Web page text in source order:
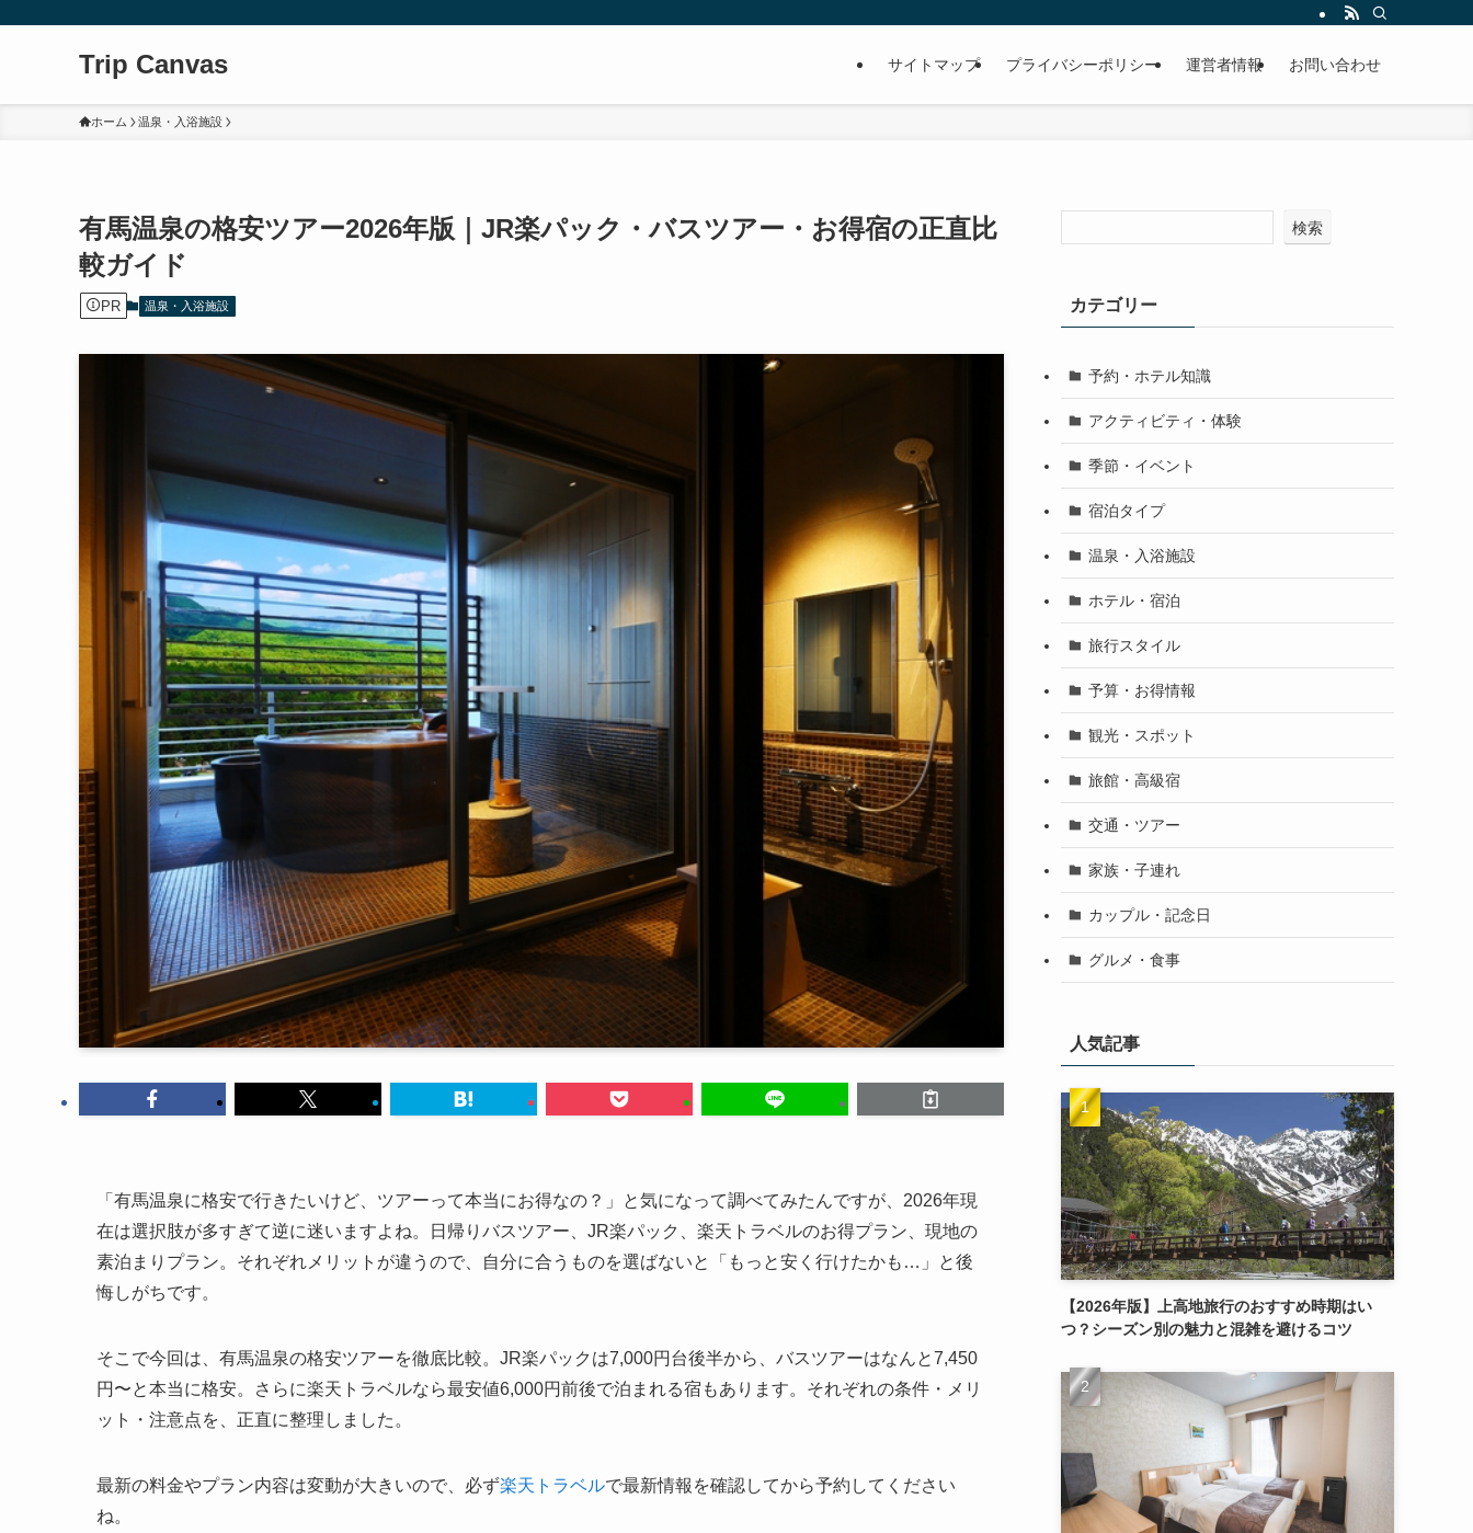
Trip Canvas サイトマップ プライバシーポリシー 運営者情報 お問い合わせ
ホーム 温泉・入浴施設
有馬温泉の格安ツアー2026年版｜JR楽パック・バスツアー・お得宿の正直比
較ガイド
PR 温泉・入浴施設
「有馬温泉に格安で行きたいけど、ツアーって本当にお得なの？」と気になって調べてみたんですが、2026年現
在は選択肢が多すぎて逆に迷いますよね。日帰りバスツアー、JR楽パック、楽天トラベルのお得プラン、現地の
素泊まりプラン。それぞれメリットが違うので、自分に合うものを選ばないと「もっと安く行けたかも…」と後
悔しがちです。
そこで今回は、有馬温泉の格安ツアーを徹底比較。JR楽パックは7,000円台後半から、バスツアーはなんと7,450
円〜と本当に格安。さらに楽天トラベルなら最安値6,000円前後で泊まれる宿もあります。それぞれの条件・メリ
ット・注意点を、正直に整理しました。
最新の料金やプラン内容は変動が大きいので、必ず楽天トラベルで最新情報を確認してから予約してください
ね。
検索
カテゴリー
予約・ホテル知識
アクティビティ・体験
季節・イベント
宿泊タイプ
温泉・入浴施設
ホテル・宿泊
旅行スタイル
予算・お得情報
観光・スポット
旅館・高級宿
交通・ツアー
家族・子連れ
カップル・記念日
グルメ・食事
人気記事
【2026年版】上高地旅行のおすすめ時期はい
つ？シーズン別の魅力と混雑を避けるコツ